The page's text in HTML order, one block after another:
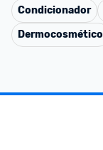
Condicionador
Dermocosmético